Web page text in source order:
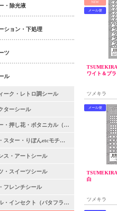
・除光液
ション・下処理
ツ
ル
ーク・レトロ調シール
ターシール
フラワー・押し花・ボタニカル（葉っぱ・木）シール
ハート・スター・りぼんetcモチーフシール
ス・アートシール
・スイーツシール
フレンチシール
アニマル・インセクト（バタフライ等昆虫）・生き物シール
NEW
メール便
ワイト＆ブ
ツメキラ
メール便
TSUMEKIRA
白
ツメキラ